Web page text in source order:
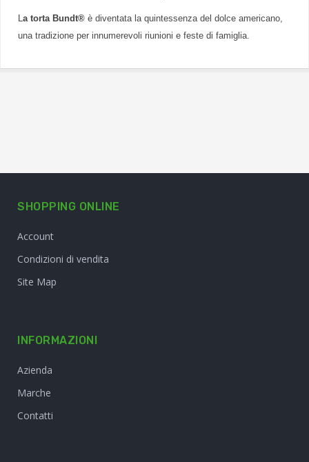
a torta Bundt® è diventata la quintessenza del dolce americano,
una tradizione per innumerevoli riunioni e feste di famiglia.
SHOPPING ONLINE
Account
Condizioni di vendita
Site Map
INFORMAZIONI
Azienda
Marche
Contatti